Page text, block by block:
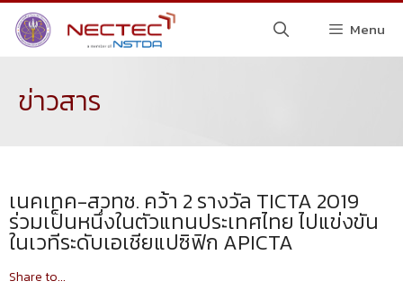
Menu
ข่าวสาร
เนคเทค-สวทช. คว้า 2 รางวัล TICTA 2019
ร่วมเป็นหนึ่งในตัวแทนประเทศไทย ไปแข่งขัน
ในเวทีระดับเอเชียแปซิฟิก APICTA
Share to...